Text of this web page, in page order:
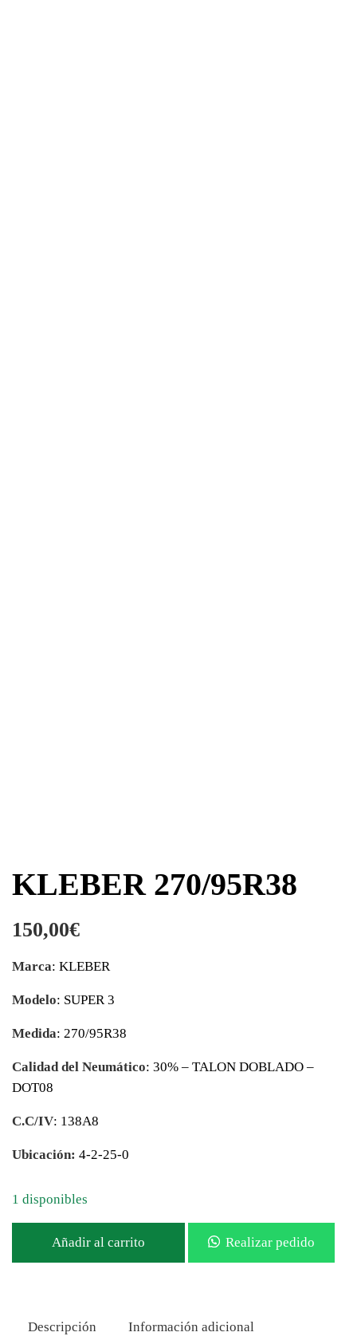
KLEBER 270/95R38
150,00€
Marca: KLEBER
Modelo: SUPER 3
Medida: 270/95R38
Calidad del Neumático: 30% – TALON DOBLADO –
DOT08
C.C/IV: 138A8
Ubicación: 4-2-25-0
1 disponibles
Añadir al carrito Realizar pedido
Descripción Información adicional